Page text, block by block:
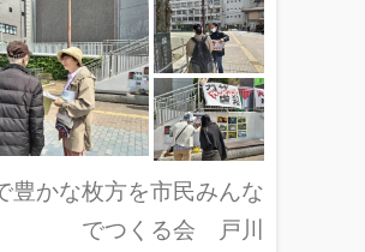
豊かな枚方を市民みんな
でつくる会 戸川